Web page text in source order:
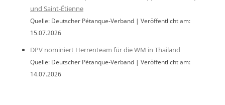
und Saint-Étienne
Quelle: Deutscher Pétanque-Verband
Veröffentlicht am:
15.07.2026
DPV nominiert Herrenteam für die WM in Thailand
Quelle: Deutscher Pétanque-Verband
Veröffentlicht am:
14.07.2026